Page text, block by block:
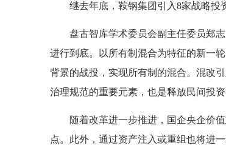
继去年底，鞍钢集团引入8家战略投资
盘古智库学术委员会副主任委员郑志
进行到底。以所有制混合为特征的新一
背景的战投，实现所有制的混合。混改
治理规范的重要元素，也是释放民间投
随着改革进一步推进，国企央企价值
点。此外，通过资产注入或重组也将进一